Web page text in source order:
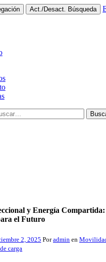
Act./Desact. Búsqueda
y Energía Compartida:
el Futuro
2, 2025 Poradmin en
carga